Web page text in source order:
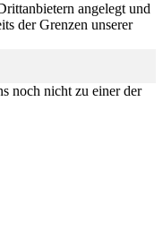
angelegt und
der Grenzen unserer
noch nicht zu einer der